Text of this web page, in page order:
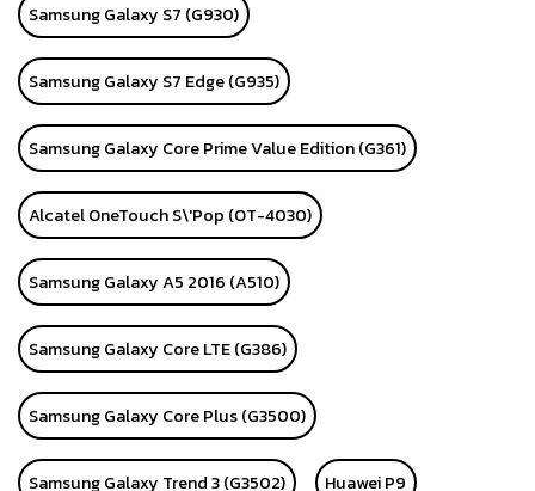
Samsung Galaxy S7 (G930)
Samsung Galaxy S7 Edge (G935)
Samsung Galaxy Core Prime Value Edition (G361)
Alcatel OneTouch S\'Pop (OT-4030)
Samsung Galaxy A5 2016 (A510)
Samsung Galaxy Core LTE (G386)
Samsung Galaxy Core Plus (G3500)
Samsung Galaxy Trend 3 (G3502) Huawei P9